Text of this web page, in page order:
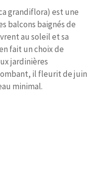
grandiflora) est une
balcons baignés de
au soleil et sa
fait un choix de
jardinières
il fleurit de juin
minimal.